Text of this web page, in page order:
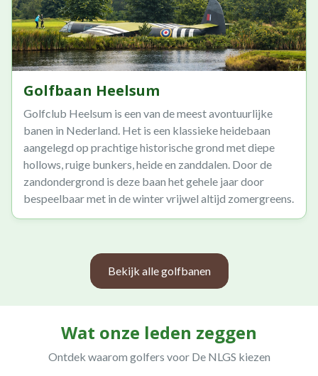
Golfbaan Heelsum
Golfclub Heelsum is een van de meest avontuurlijke
banen in Nederland. Het is een klassieke heidebaan
aangelegd op prachtige historische grond met diepe
hollows, ruige bunkers, heide en zanddalen. Door de
zandondergrond is deze baan het gehele jaar door
bespeelbaar met in de winter vrijwel altijd zomergreens.
Bekijk alle golfbanen
Wat onze leden zeggen
Ontdek waarom golfers voor De NLGS kiezen